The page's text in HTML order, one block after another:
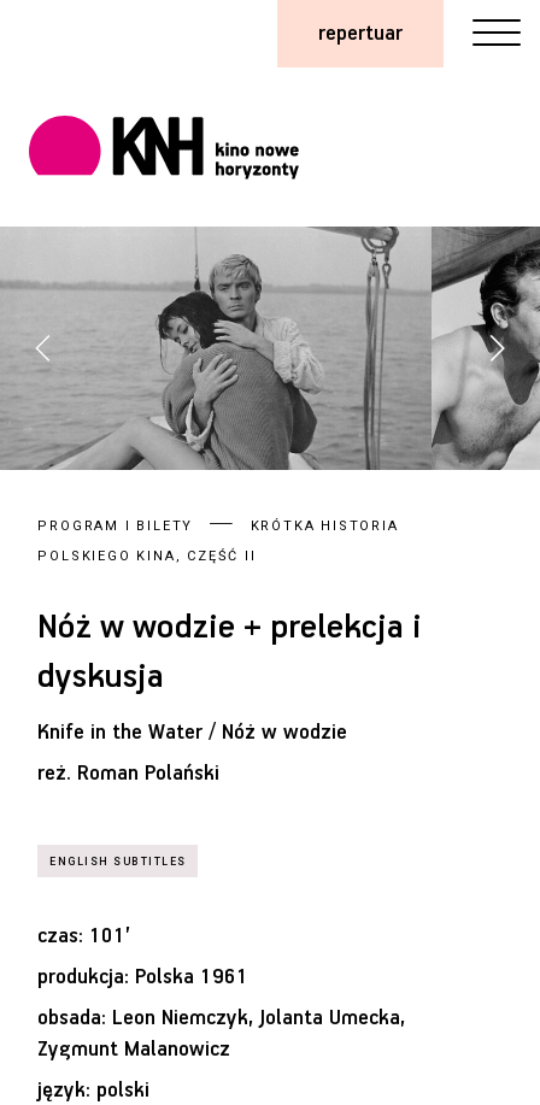
repertuar
PROGRAM I BILETY
KRÓTKA HISTORIA
POLSKIEGO KINA, CZĘŚĆ II
Nóż w wodzie + prelekcja i
dyskusja
Knife in the Water / Nóż w wodzie
reż. Roman Polański
czas: 101’
produkcja: Polska 1961
obsada: Leon Niemczyk, Jolanta Umecka,
Zygmunt Malanowicz
język: polski